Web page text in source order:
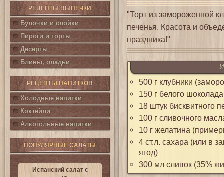
РЕЦЕПТЫ ВЫПЕЧКИ
Булочки и слойки
Пироги и торты
Десерты
Блины, оладьи
РЕЦЕПТЫ НАПИТКОВ
Холодные напитки
Коктейли
Алкогольные напитки
ПОПУЛЯРНЫЕ САЛАТЫ
Испанский салат с
"Торт из замороженной
печенья. Красота и
праздника!"
500 г клубники
150 г белого шоколада
18 штук бисквитного
100 г сливочного
10 г желатина
4 ст.л. сахара (или в
ягод)
300 мл сливок (35%